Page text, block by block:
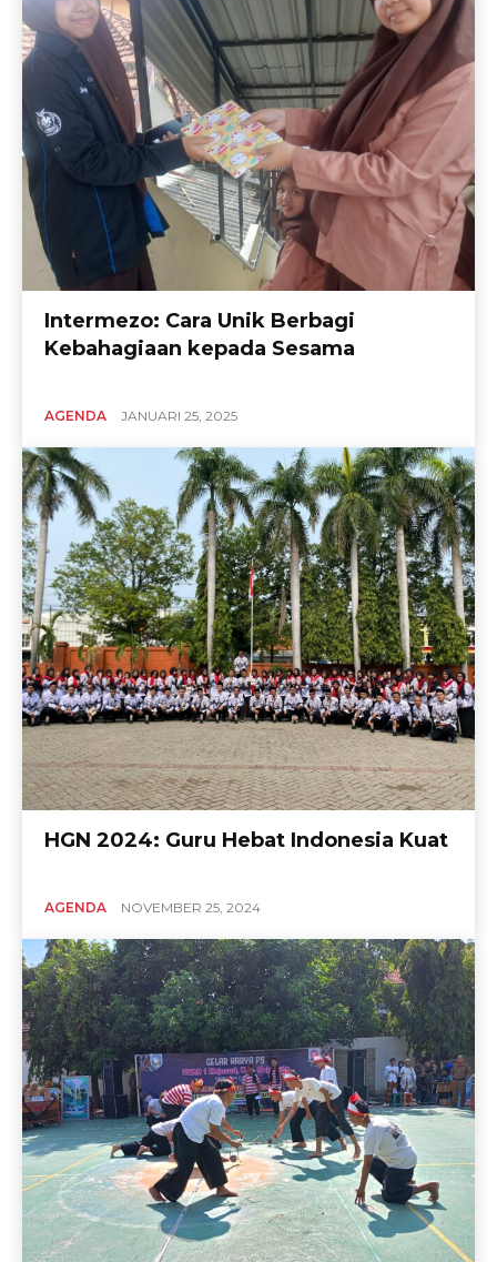
Intermezo: Cara Unik Berbagi
Kebahagiaan kepada Sesama
AGENDA JANUARI 25, 2025
HGN 2024: Guru Hebat Indonesia Kuat
AGENDA NOVEMBER 25, 2024